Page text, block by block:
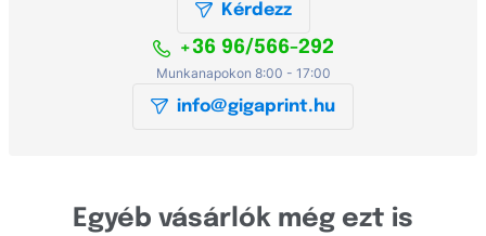
Kérdezz
+36 96/566-292
Munkanapokon 8:00 - 17:00
info@gigaprint.hu
Egyéb vásárlók még ezt is